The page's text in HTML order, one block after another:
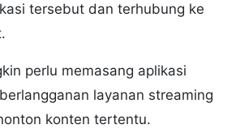
tersebut dan terhubung ke
perlu memasang aplikasi
layanan streaming
konten tertentu.